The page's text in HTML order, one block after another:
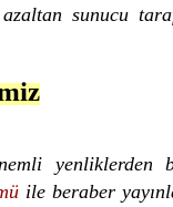
sunucu
ile beraber